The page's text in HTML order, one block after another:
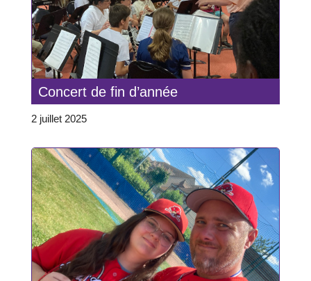
Concert de fin d’année
2 juillet 2025